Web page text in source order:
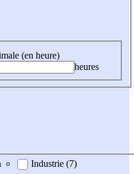
(en heure)
heures
Industrie (7)